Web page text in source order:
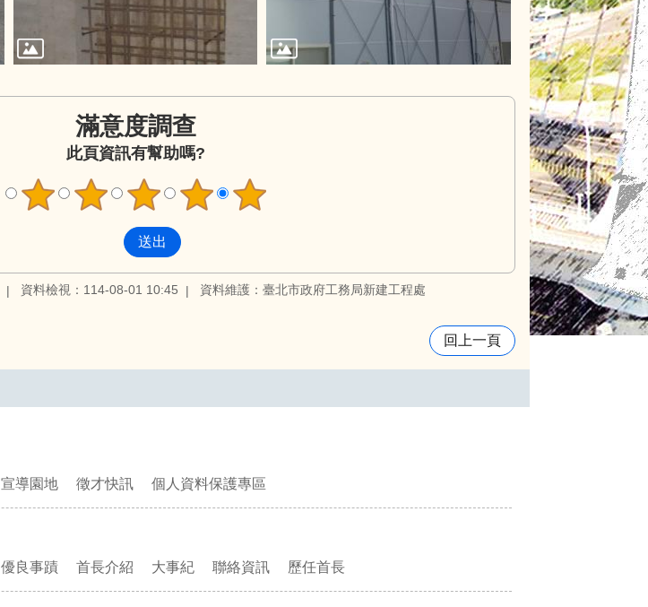
滿意度調查
此頁資訊有幫助嗎?
資料檢視：114-08-01 10:45 資料維護：臺北市政府工務局新建工程處
回上一頁
宣導園地 徵才快訊 個人資料保護專區
優良事蹟 首長介紹 大事紀 聯絡資訊 歷任首長